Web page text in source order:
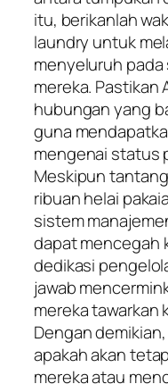
itu, berikanlah
laundry untuk
menyeluruh
mereka. Pastikan
hubungan yang
guna
mengenai status
Meskipun
ribuan helai
sistem
dapat mencegah
dedikasi
jawab
mereka tawarkan
Dengan
apakah akan
mereka atau